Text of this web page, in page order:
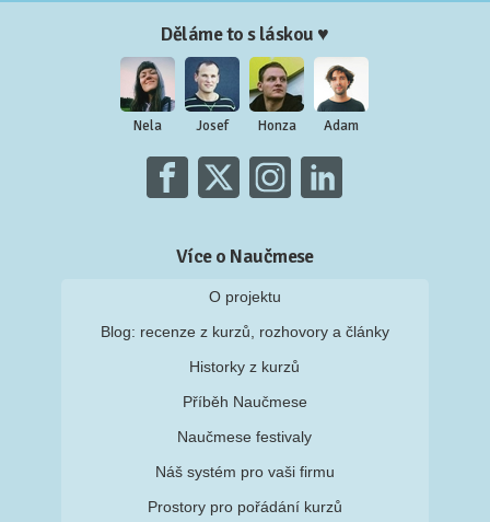
Děláme to s láskou ♥
Nela Josef Honza Adam
Více o Naučmese
O projektu
Blog: recenze z kurzů, rozhovory a články
Historky z kurzů
Příběh Naučmese
Naučmese festivaly
Náš systém pro vaši firmu
Prostory pro pořádání kurzů